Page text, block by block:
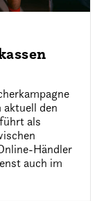
aktuell den
als
Händler
auch im